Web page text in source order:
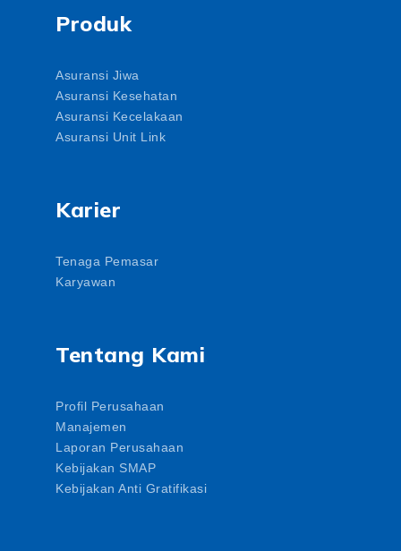
Produk
Asuransi Jiwa
Asuransi Kesehatan
Asuransi Kecelakaan
Asuransi Unit Link
Karier
Tenaga Pemasar
Karyawan
Tentang Kami
Profil Perusahaan
Manajemen
Laporan Perusahaan
Kebijakan SMAP
Kebijakan Anti Gratifikasi